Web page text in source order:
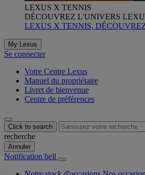
LEXUS X TENNIS
DÉCOUVREZ L'UNIVERS
LEXUS X TENNIS,
My Lexus
Se connecter
Votre Centre Lexus
Manuel du propriétaire
Livret de bienvenue
Centre de préférences
Click to search
recherche
Annuler
Notification bell